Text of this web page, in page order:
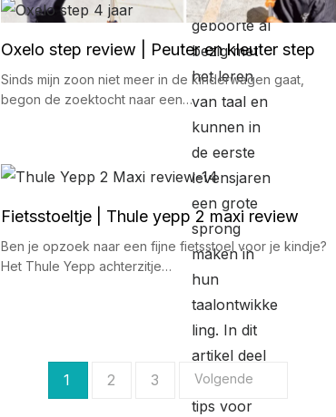
Oxelo step review | Peuter en kleuter step
Sinds mijn zoon niet meer in de kinderwagen gaat,
begon de zoektocht naar een…
Fietsstoeltje | Thule yepp 2 maxi review
Ben je opzoek naar een fijne fietsstoel voor je kindje?
Het Thule Yepp achterzitje…
1 2 3 Volgende